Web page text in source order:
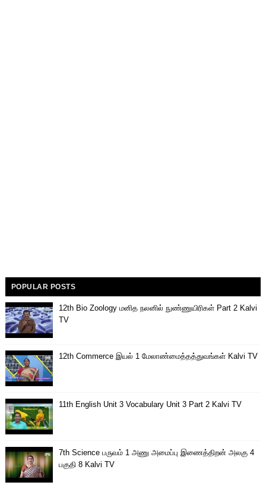
POPULAR POSTS
12th Bio Zoology மனித நலனில் நுண்ணுயிரிகள் Part 2 Kalvi
TV
12th Commerce இயல் 1 மேலாண்மைத்தத்துவங்கள் Kalvi TV
11th English Unit 3 Vocabulary Unit 3 Part 2 Kalvi TV
7th Science பருவம் 1 அணு அமைப்பு இணைத்திறன் அலகு 4
பகுதி 8 Kalvi TV